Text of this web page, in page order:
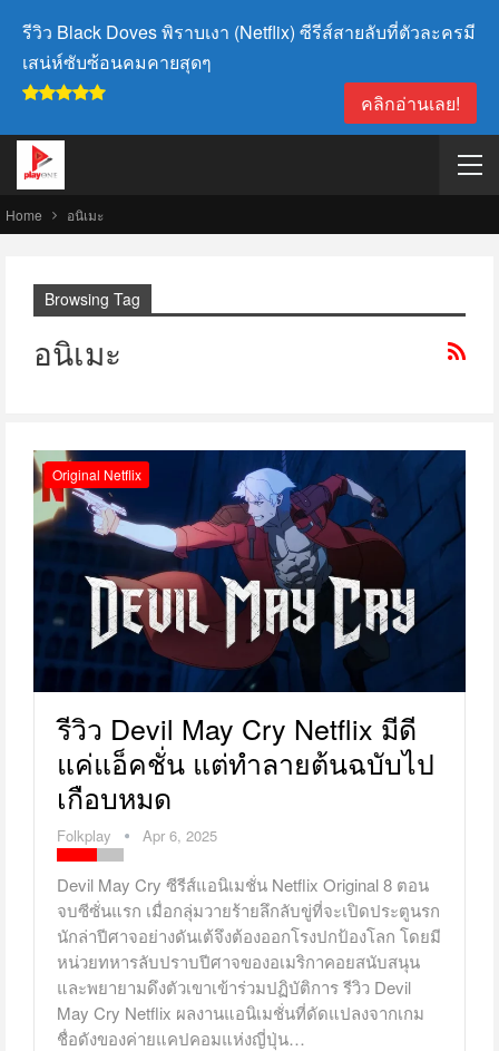
รีวิว Black Doves พิราบเงา (Netflix) ซีรีส์สายลับที่ตัวละครมี
เสน่ห์ซับซ้อนคมคายสุดๆ
คลิกอ่านเลย!
Home อนิเมะ
Browsing Tag
อนิเมะ
Original Netflix
รีวิว Devil May Cry Netflix มีดี
แค่แอ็คชั่น แต่ทำลายต้นฉบับไป
เกือบหมด
Folkplay Apr 6, 2025
Devil May Cry ซีรีส์แอนิเมชั่น Netflix Original 8 ตอน
จบซีซั่นแรก เมื่อกลุ่มวายร้ายลึกลับขู่ที่จะเปิดประตูนรก
นักล่าปีศาจอย่างดันเต้จึงต้องออกโรงปกป้องโลก โดยมี
หน่วยทหารลับปราบปีศาจของอเมริกาคอยสนับสนุน
และพยายามดึงตัวเขาเข้าร่วมปฏิบัติการ รีวิว Devil
May Cry Netflix ผลงานแอนิเมชั่นที่ดัดแปลงจากเกม
ชื่อดังของค่ายแคปคอมแห่งญี่ปุ่น…